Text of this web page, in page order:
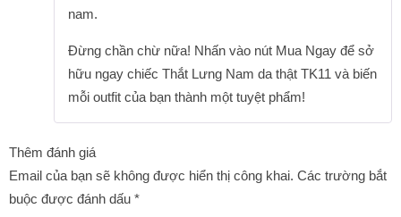
nam.
Đừng chần chừ nữa! Nhấn vào nút Mua Ngay để sở
hữu ngay chiếc Thắt Lưng Nam da thật TK11 và biến
mỗi outfit của bạn thành một tuyệt phẩm!
Thêm đánh giá
Email của bạn sẽ không được hiển thị công khai. Các trường bắt
buộc được đánh dấu *